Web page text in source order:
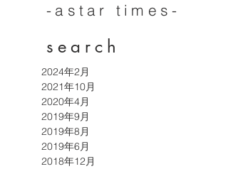
-astar times-
search
2024年2月
2021年10月
2020年4月
2019年9月
2019年8月
2019年6月
2018年12月